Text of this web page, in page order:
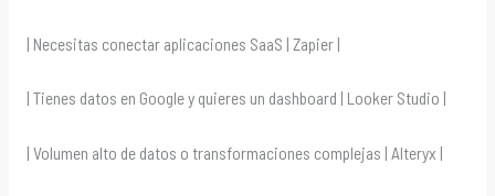
| Necesitas conectar aplicaciones SaaS | Zapier |
| Tienes datos en Google y quieres un dashboard | Looker Studio |
| Volumen alto de datos o transformaciones complejas | Alteryx |